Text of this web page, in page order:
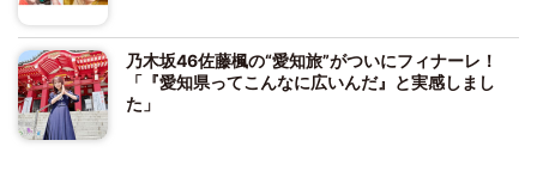
乃木坂46佐藤楓の“愛知旅”がついにフィナーレ！
「『愛知県ってこんなに広いんだ』と実感しまし
た」